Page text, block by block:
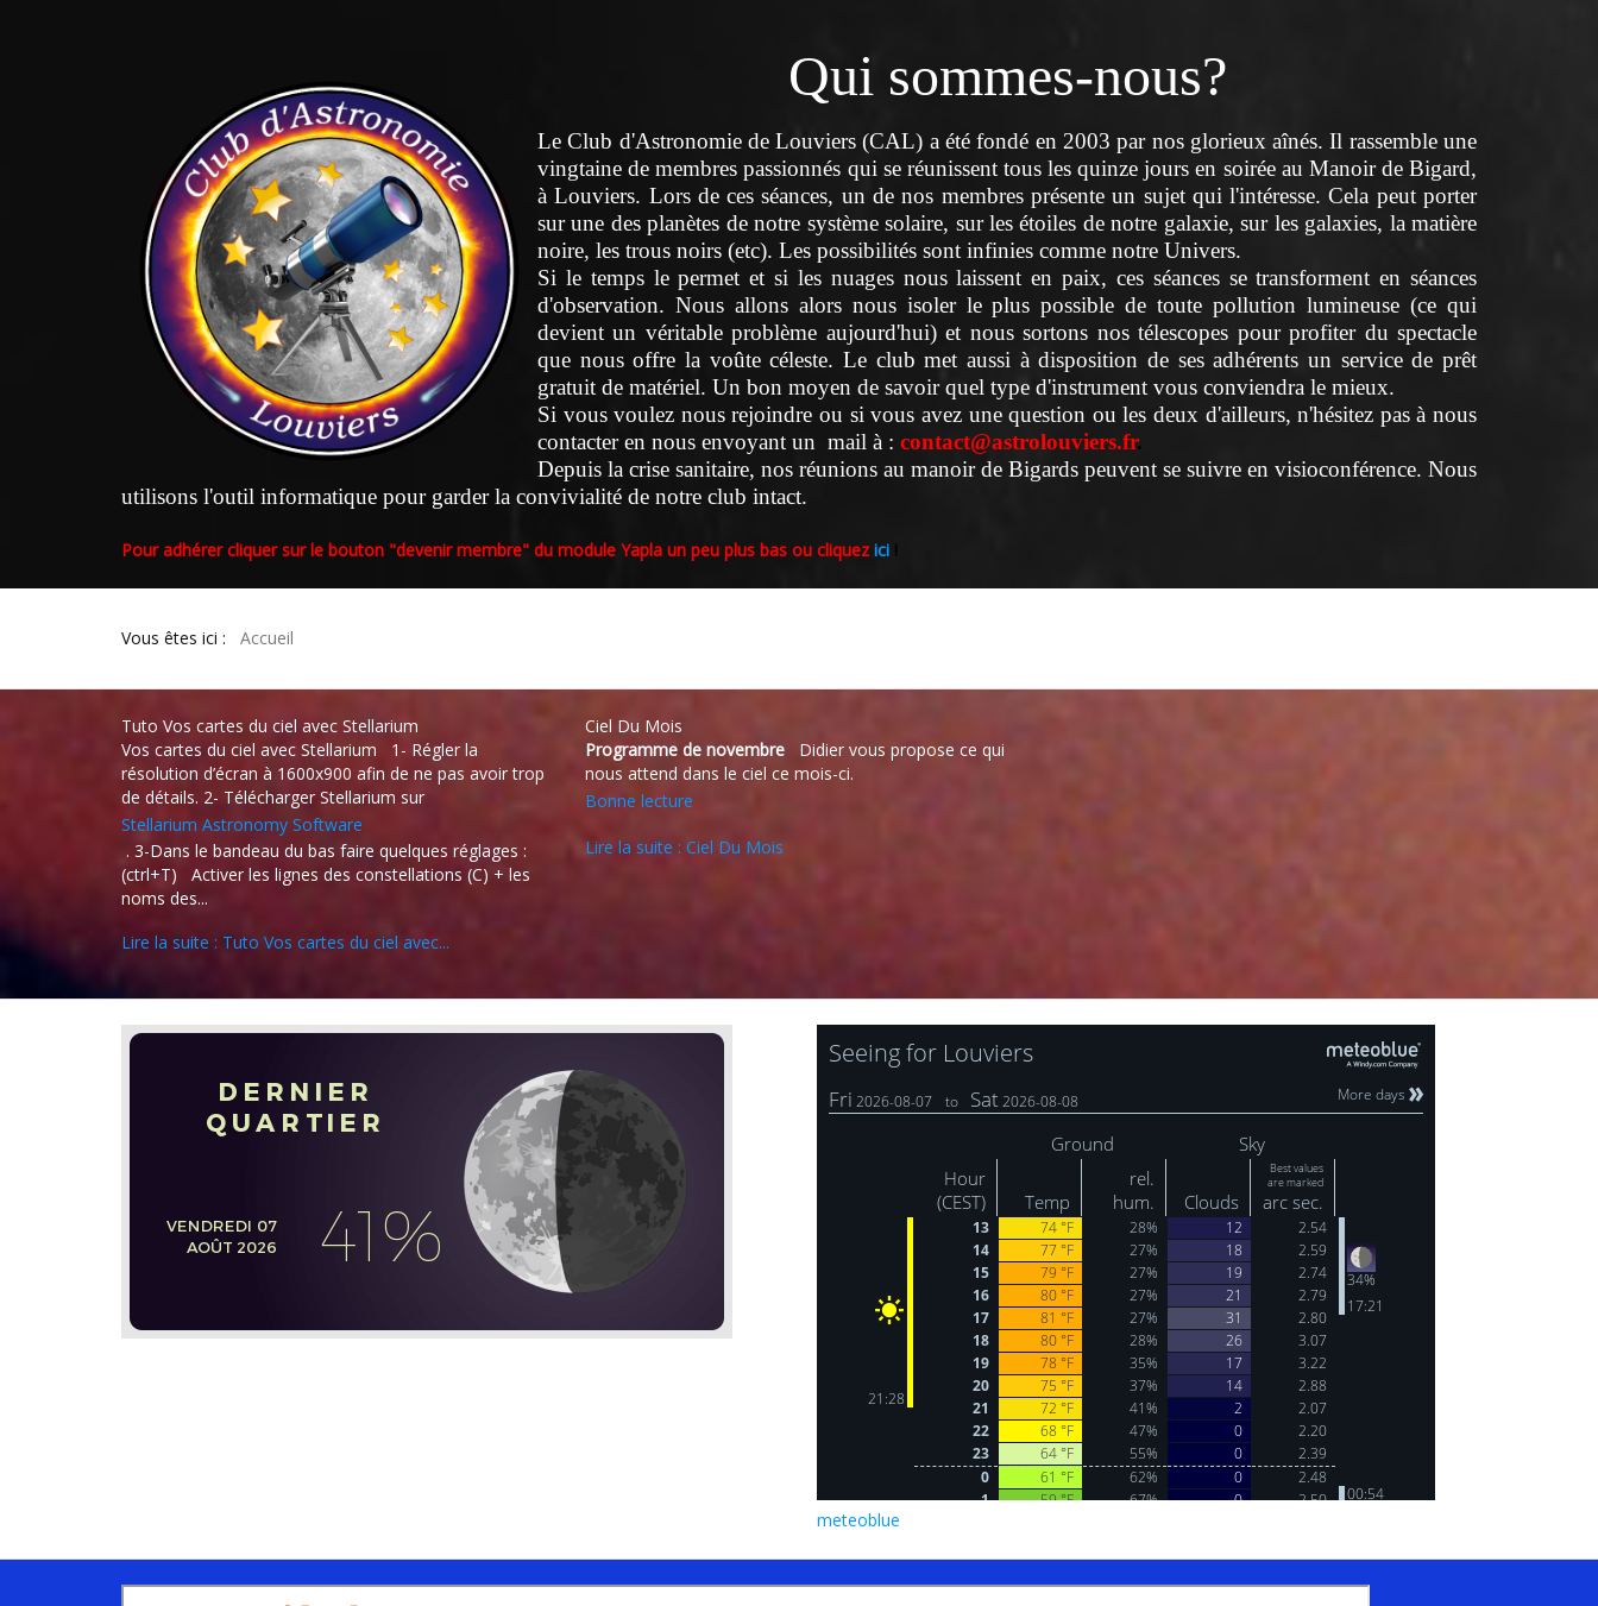
Qui sommes-nous?
Le Club d'Astronomie de Louviers (CAL) a été fondé en 2003 par nos glorieux aînés. Il rassemble une
vingtaine de membres passionnés qui se réunissent tous les quinze jours en soirée au Manoir de Bigard,
à Louviers. Lors de ces séances, un de nos membres présente un sujet qui l'intéresse. Cela peut porter
sur une des planètes de notre système solaire, sur les étoiles de notre galaxie, sur les galaxies, la matière
noire, les trous noirs (etc). Les possibilités sont infinies comme notre Univers.
Si le temps le permet et si les nuages nous laissent en paix, ces séances se transforment en séances
d'observation. Nous allons alors nous isoler le plus possible de toute pollution lumineuse (ce qui
devient un véritable problème aujourd'hui) et nous sortons nos télescopes pour profiter du spectacle
que nous offre la voûte céleste. Le club met aussi à disposition de ses adhérents un service de prêt
gratuit de matériel. Un bon moyen de savoir quel type d'instrument vous conviendra le mieux.
Si vous voulez nous rejoindre ou si vous avez une question ou les deux d'ailleurs, n'hésitez pas à nous
contacter en nous envoyant un mail à : contact@astrolouviers.fr.
Depuis la crise sanitaire, nos réunions au manoir de Bigards peuvent se suivre en visioconférence. Nous
utilisons l'outil informatique pour garder la convivialité de notre club intact.
Pour adhérer cliquer sur le bouton "devenir membre" du module Yapla un peu plus bas ou cliquez ici !
Vous êtes ici : Accueil
Tuto Vos cartes du ciel avec Stellarium
Vos cartes du ciel avec Stellarium 1- Régler la
résolution d’écran à 1600x900 afin de ne pas avoir trop
de détails. 2- Télécharger Stellarium sur
Stellarium Astronomy Software
. 3-Dans le bandeau du bas faire quelques réglages :
(ctrl+T) Activer les lignes des constellations (C) + les
noms des...
Lire la suite : Tuto Vos cartes du ciel avec...
Ciel Du Mois
Programme de novembre Didier vous propose ce qui
nous attend dans le ciel ce mois-ci.
Bonne lecture
Lire la suite : Ciel Du Mois
meteoblue